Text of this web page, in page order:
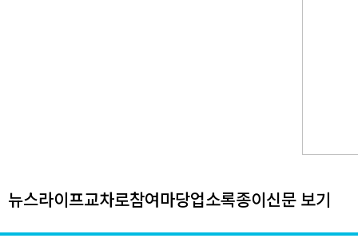
뉴스라이프교차로참여마당업소록종이신문 보기